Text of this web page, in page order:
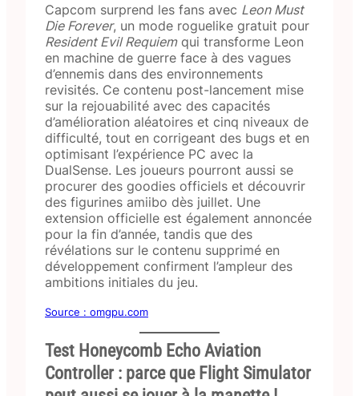
Capcom surprend les fans avec Leon Must
Die Forever, un mode roguelike gratuit pour
Resident Evil Requiemqui transforme Leon
en machine de guerre face à des vagues
d’ennemis dans des environnements
revisités. Ce contenu post-lancement mise
sur la rejouabilité avec des capacités
d’amélioration aléatoires et cinq niveaux de
difficulté, tout en corrigeant des bugs et en
optimisant l’expérience PC avec la
DualSense. Les joueurs pourront aussi se
procurer des goodies officiels et découvrir
des figurines amiibo dès juillet. Une
extension officielle est également annoncée
pour la fin d’année, tandis que des
révélations sur le contenu supprimé en
développement confirment l’ampleur des
ambitions initiales du jeu.
Source : omgpu.com
Test Honeycomb Echo Aviation
Controller : parce que Flight Simulator